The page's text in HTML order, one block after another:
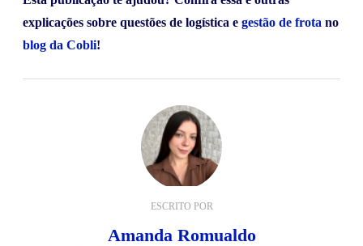
explicações sobre questões de logística e gestão de frota no
blog da Cobli!
ESCRITO POR
Amanda Romualdo